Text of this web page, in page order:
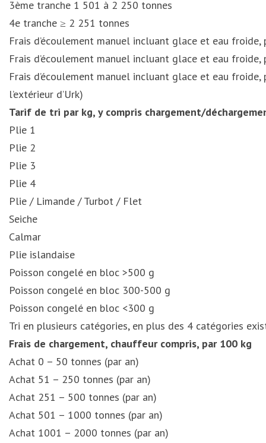
3ème tranche 1 501 à 2 250 tonnes
4e tranche ≥ 2 251 tonnes
Frais d’écoulement manuel incluant glace et eau
Frais d’écoulement manuel incluant glace et eau
Frais d’écoulement manuel incluant glace et eau
l’extérieur d’Urk)
Tarif de tri par kg, y compris chargement/
Plie 1
Plie 2
Plie 3
Plie 4
Plie / Limande / Turbot / Flet
Seiche
Calmar
Plie islandaise
Poisson congelé en bloc >500 g
Poisson congelé en bloc 300-500 g
Poisson congelé en bloc <300 g
Tri en plusieurs catégories, en plus des 4 catégories
Frais de chargement, chauffeur compris, par 100 kg
Achat 0 – 50 tonnes (par an)
Achat 51 – 250 tonnes (par an)
Achat 251 – 500 tonnes (par an)
Achat 501 – 1000 tonnes (par an)
Achat 1001 – 2000 tonnes (par an)